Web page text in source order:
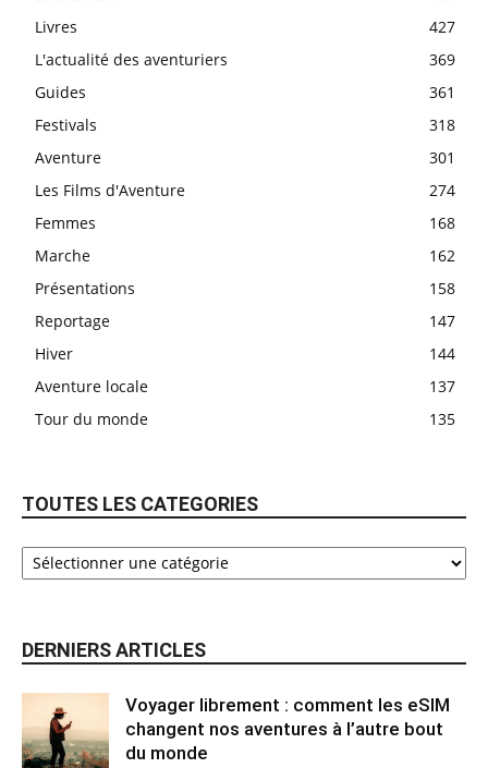
Livres
427
L'actualité des aventuriers
369
Guides
361
Festivals
318
Aventure
301
Les Films d'Aventure
274
Femmes
168
Marche
162
Présentations
158
Reportage
147
Hiver
144
Aventure locale
137
Tour du monde
135
TOUTES LES CATEGORIES
DERNIERS ARTICLES
Voyager librement : comment les eSIM
changent nos aventures à l’autre bout
du monde